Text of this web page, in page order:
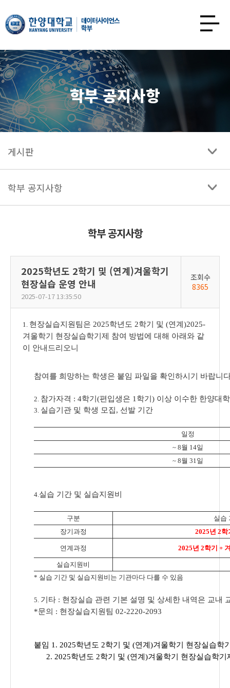
한양대학교
데이터사이언스학과
열기
학부 공지사항
게시판
학부 공지사항
학부 공지사항
2025학년도 2학기 및 (연계)겨울학기
현장실습 운영 안내
2025-07-17 13:35:50
조회수
8365
1. 현장실습지원팀은 2025학년도 2학기 및 (연계)2025-
겨울학기 현장실습학기제 참여 방법에 대해 아래와 같
이 안내드리오니
참여를 희망하는 학생은 붙임 파일을 확인하시기 바랍니
2. 참가자격 : 4학기(편입생은 1학기) 이상 이수한 한양대
3. 실습기관 및 학생 모집, 선발 기간
일정
~ 8월 14일
~ 8월 31일
4.실습 기간 및 실습지원비
구분
실습
장기과정
2025년 2학
연계과정 2025년 2학기 +
실습지원비
* 실습 기간 및 실습지원비는 기관마다 다를 수 있음
5. 기타 : 현장실습 관련 기본 설명 및 상세한 내역은 교내
*문의 : 현장실습지원팀 02-2220-2093
붙임 1. 2025학년도 2학기 및 (연계)겨울학기 현장실습학
2. 2025학년도 2학기 및 (연계)겨울학기 현장실습학기